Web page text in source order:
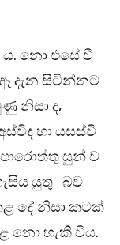
ය. නො එසේ වී
දැන සිටින්නට
නිසා ද,
හා යසස්වි
සුන් ව
යුතු බව
දේ නිසා කටක්
නො හැකි විය.